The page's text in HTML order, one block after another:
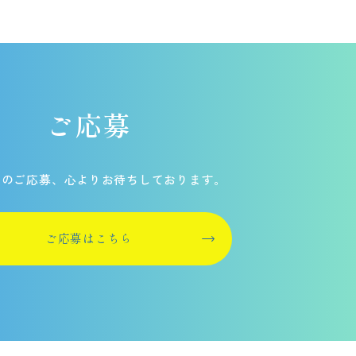
ご応募
ご応募、 心よりお待ちしております。
ご応募はこちら